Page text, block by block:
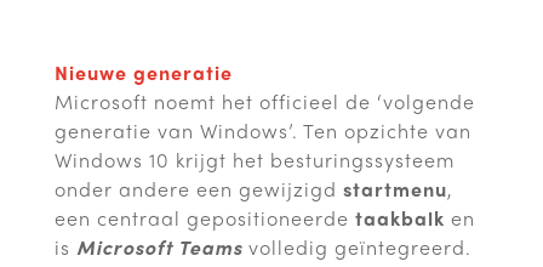
Nieuwe generatie
Microsoft noemt het officieel de ‘volgende
generatie van Windows’. Ten opzichte van
Windows 10 krijgt het besturingssysteem
onder andere een gewijzigd startmenu,
een centraal gepositioneerde taakbalk en
is Microsoft Teams volledig geïntegreerd.